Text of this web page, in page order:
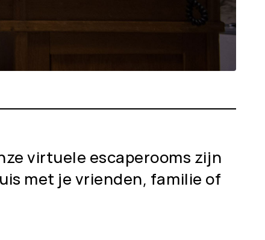
virtuele escaperooms zijn
met je vrienden, familie of